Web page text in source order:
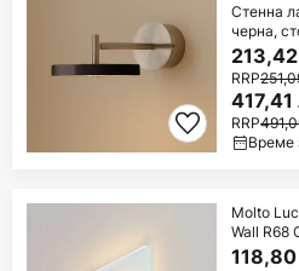
Стенна
черна,
RRP
417,41
RRP
Време
Molto
Wall R68